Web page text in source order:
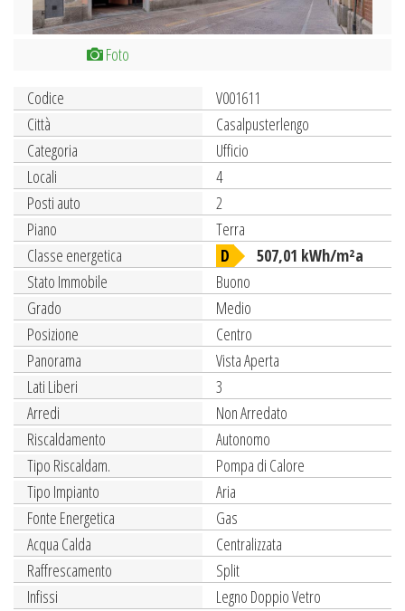
Foto
Codice
V001611
Città
Casalpusterlengo
Categoria
Ufficio
Locali
4
Posti auto
2
Piano
Terra
Classe energetica
D
507,01 kWh/m²a
Stato Immobile
Buono
Grado
Medio
Posizione
Centro
Panorama
Vista Aperta
Lati Liberi
3
Arredi
Non Arredato
Riscaldamento
Autonomo
Tipo Riscaldam.
Pompa di Calore
Tipo Impianto
Aria
Fonte Energetica
Gas
Acqua Calda
Centralizzata
Raffrescamento
Split
Infissi
Legno Doppio Vetro